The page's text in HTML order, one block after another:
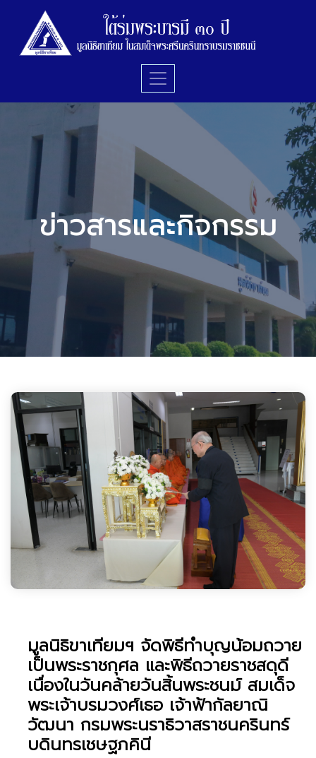
ข่าวสารและกิจกรรม
มูลนิธิขาเทียมฯ จัดพิธีทำบุญน้อมถวาย
เป็นพระราชกุศล และพิธีถวายราชสดุดี
เนื่องในวันคล้ายวันสิ้นพระชนม์ สมเด็จ
พระเจ้าบรมวงศ์เธอ เจ้าฟ้ากัลยาณิ
วัฒนา กรมพระนราธิวาสราชนครินทร์
บดินทรเชษฐภคินี